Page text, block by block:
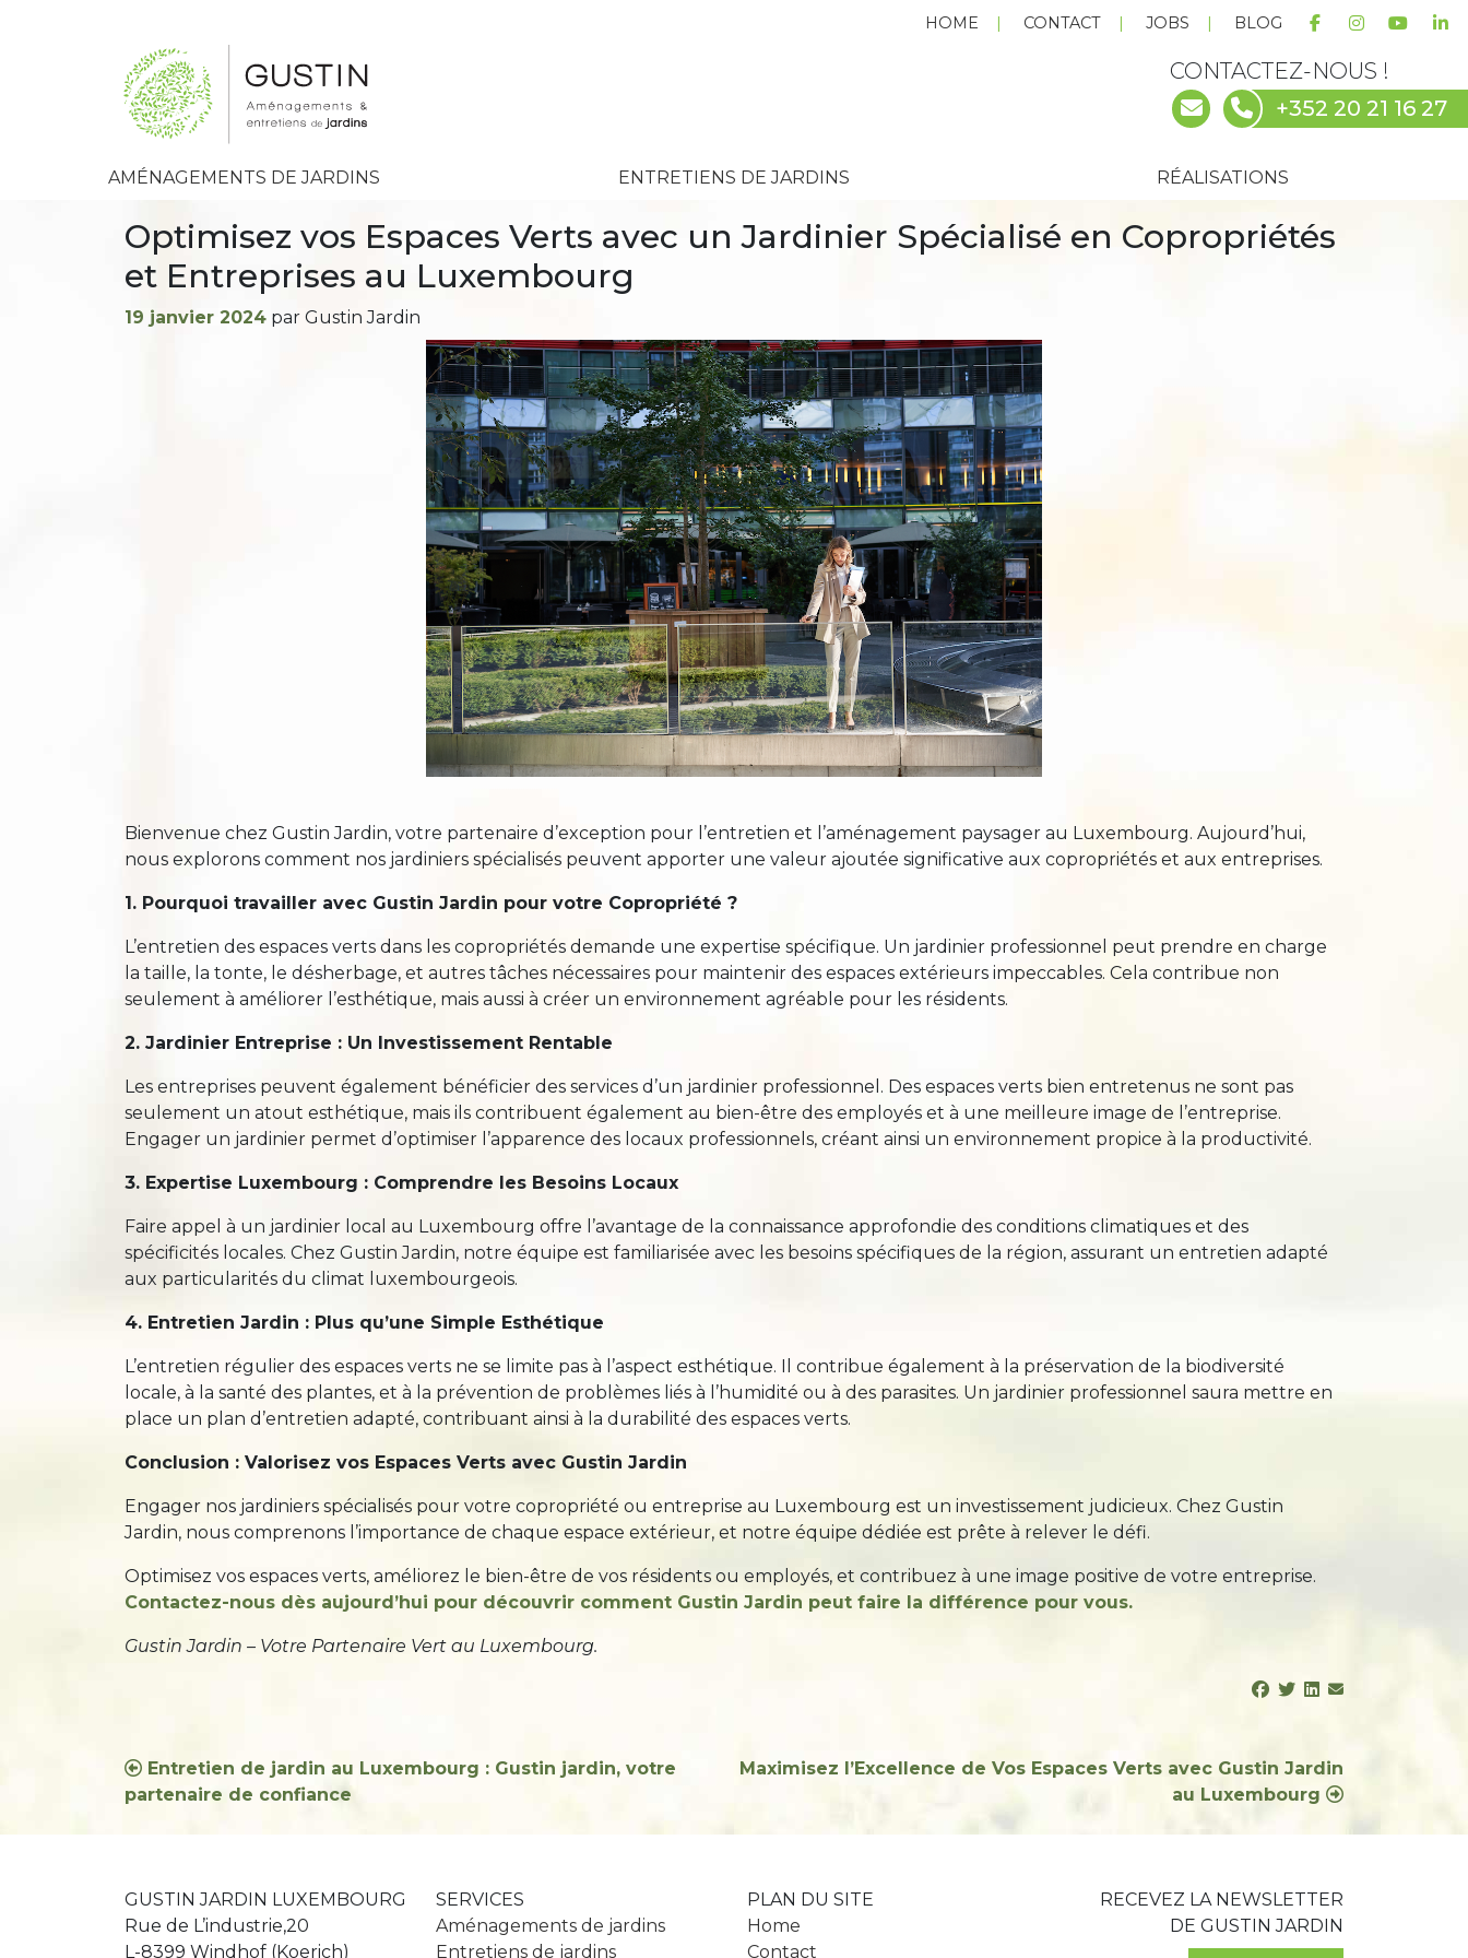
HOME CONTACT JOBS BLOG
CONTACTEZ-NOUS !
+352 20 21 16 27
AMÉNAGEMENTS DE JARDINS ENTRETIENS DE JARDINS RÉALISATIONS
Optimisez vos Espaces Verts avec un Jardinier Spécialisé en Copropriétés
et Entreprises au Luxembourg
Publié
19 janvier 2024 par Gustin Jardin
Bienvenue chez Gustin Jardin, votre partenaire d’exception pour l’entretien et l’aménagement paysager au Luxembourg. Aujourd’hui,
nous explorons comment nos jardiniers spécialisés peuvent apporter une valeur ajoutée significative aux copropriétés et aux entreprises.
1. Pourquoi travailler avec Gustin Jardin pour votre Copropriété ?
L’entretien des espaces verts dans les copropriétés demande une expertise spécifique. Un jardinier professionnel peut prendre en charge
la taille, la tonte, le désherbage, et autres tâches nécessaires pour maintenir des espaces extérieurs impeccables. Cela contribue non
seulement à améliorer l’esthétique, mais aussi à créer un environnement agréable pour les résidents.
2. Jardinier Entreprise : Un Investissement Rentable
Les entreprises peuvent également bénéficier des services d’un jardinier professionnel. Des espaces verts bien entretenus ne sont pas
seulement un atout esthétique, mais ils contribuent également au bien-être des employés et à une meilleure image de l’entreprise.
Engager un jardinier permet d’optimiser l’apparence des locaux professionnels, créant ainsi un environnement propice à la productivité.
3. Expertise Luxembourg : Comprendre les Besoins Locaux
Faire appel à un jardinier local au Luxembourg offre l’avantage de la connaissance approfondie des conditions climatiques et des
spécificités locales. Chez Gustin Jardin, notre équipe est familiarisée avec les besoins spécifiques de la région, assurant un entretien adapté
aux particularités du climat luxembourgeois.
4. Entretien Jardin : Plus qu’une Simple Esthétique
L’entretien régulier des espaces verts ne se limite pas à l’aspect esthétique. Il contribue également à la préservation de la biodiversité
locale, à la santé des plantes, et à la prévention de problèmes liés à l’humidité ou à des parasites. Un jardinier professionnel saura mettre en
place un plan d’entretien adapté, contribuant ainsi à la durabilité des espaces verts.
Conclusion : Valorisez vos Espaces Verts avec Gustin Jardin
Engager nos jardiniers spécialisés pour votre copropriété ou entreprise au Luxembourg est un investissement judicieux. Chez Gustin
Jardin, nous comprenons l’importance de chaque espace extérieur, et notre équipe dédiée est prête à relever le défi.
Optimisez vos espaces verts, améliorez le bien-être de vos résidents ou employés, et contribuez à une image positive de votre entreprise.
Contactez-nous dès aujourd’hui pour découvrir comment Gustin Jardin peut faire la différence pour vous.
Gustin Jardin – Votre Partenaire Vert au Luxembourg.
Navigation
de
Entretien de jardin au Luxembourg : Gustin jardin, votre
partenaire de confiance
Maximisez l’Excellence de Vos Espaces Verts avec Gustin Jardin
au Luxembourg
GUSTIN JARDIN LUXEMBOURG
Rue de L’industrie,20
L-8399 Windhof (Koerich)
SERVICES
Aménagements de jardins
Entretiens de jardins
PLAN DU SITE
Home
Contact
RECEVEZ LA NEWSLETTER
DE GUSTIN JARDIN